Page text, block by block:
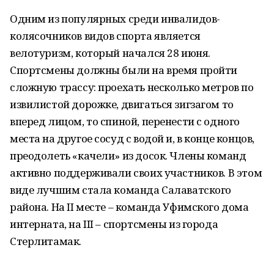
Одним из популярных среди инвалидов-
колясочников видов спорта является
велотуризм, который начался 28 июня.
Спортсмены должны были на время пройти
сложную трассу: проехать несколько метров по
извилистой дорожке, двигаться зигзагом то
вперед лицом, то спиной, перенести с одного
места на другое сосуд с водой и, в конце концов,
преодолеть «качели» из досок. Члены команд
активно поддерживали своих участников. В этом
виде лучшим стала команда Салаватского
района. На II месте – команда Уфимского дома
интерната, на III – спортсмены из города
Стерлитамак.